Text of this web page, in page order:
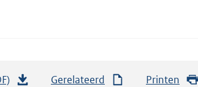
Gerelateerd Printen